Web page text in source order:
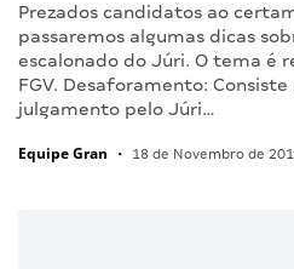
Prezados candidatos ao
passaremos algumas dicas
escalonado do Júri. O tema é
FGV. Desaforamento:
julgamento pelo Júri…
Equipe Gran • 18 de Novembro de